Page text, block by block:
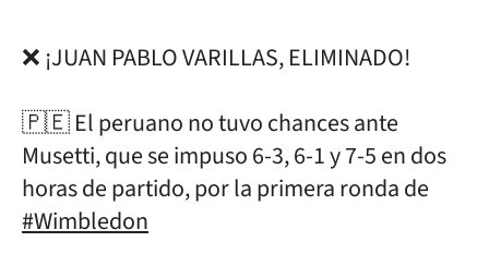
❌ ¡JUAN PABLO VARILLAS, ELIMINADO!
🇵🇪 El peruano no tuvo chances ante
Musetti, que se impuso 6-3, 6-1 y 7-5 en dos
horas de partido, por la primera ronda de
#Wimbledon